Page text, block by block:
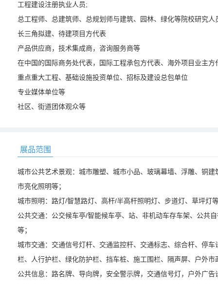
工程建设注册执业人员;
总工程师、总建筑师、总规划师与建筑、园林、绿化等院校研究人
长三角拟建、待建项目方代表
产品供应商，技术集成商，咨询服务商等
在中国的国际商务处代表，国际工程承包方代表、海外项目业主方
重点重大工程、基础设施投资单位、招标及建设总包单位
专业媒体单位等
社区、街道团体观众等
展品范围
城市公共艺术景观：城市雕塑、城市小品、玻璃幕墙、浮雕、铜
市亮化照明等；
城市照明：路灯/智慧路灯、高杆/半高杆照明灯、步道灯、草坪灯
公共交通：公交候车亭/智能候车亭、站、非机动车存车架、公共
等；
城市交通：交通信号灯杆、交通监控杆、交通标志、综合杆、停
栏、人行护栏、绿化防护栏、挡车桩、施工围栏、隔声屏、户外市
公共信息：路名牌、导向牌，安全警示牌，交通信号灯，户外广告